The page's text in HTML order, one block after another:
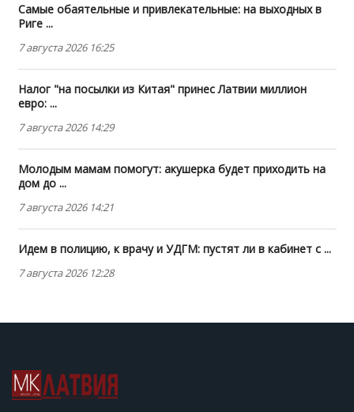
Самые обаятельные и привлекательные: на выходных в
Риге ...
7 августа 2026 16:25
Налог "на посылки из Китая" принес Латвии миллион
евро: ...
7 августа 2026 14:29
Молодым мамам помогут: акушерка будет приходить на
дом до ...
7 августа 2026 14:21
Идем в полицию, к врачу и УДГМ: пустят ли в кабинет с ...
7 августа 2026 12:28